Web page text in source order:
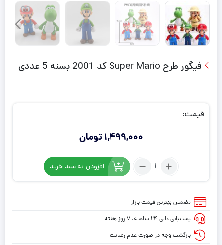
فیگور طرح Super Mario کد 2001 بسته 5 عددی
قیمت:
1,499,000 تومان
تعداد:
Super
کد
2001
افزودن به سبد خرید
تضمین بهترین قیمت بازار
پشتیبانی عالی ۲۴ ساعته، ۷ روز هفته
بازگشت وجه در صورت عدم رضایت